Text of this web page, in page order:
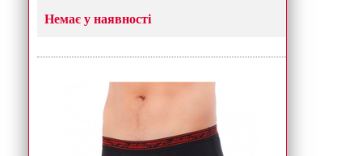
Немає у наявності